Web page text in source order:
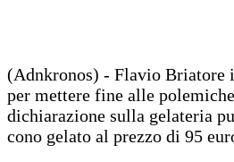
(Adnkronos) - Flavio Briatore
per mettere fine alle
dichiarazione sulla gelateria
cono gelato al prezzo di 95